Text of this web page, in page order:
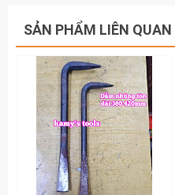
SẢN PHẨM LIÊN QUAN